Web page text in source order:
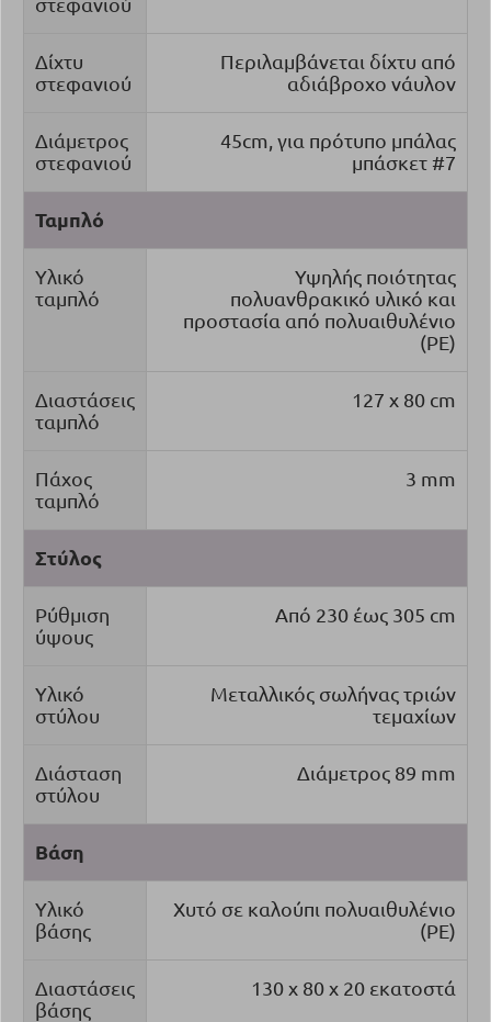
Δίχτυ
στεφανιού
Περιλαμβάνεται δίχτυ από
αδιάβροχο νάυλον
Διάμετρος
στεφανιού
45cm, για πρότυπο μπάλας
μπάσκετ #7
Ταμπλό
Υλικό
ταμπλό
Υψηλής ποιότητας
πολυανθρακικό υλικό και
προστασία από πολυαιθυλένιο
(PE)
Διαστάσεις
ταμπλό
127 x 80 cm
Πάχος
ταμπλό
3 mm
Στύλος
Ρύθμιση
ύψους
Από 230 έως 305 cm
Υλικό
στύλου
Μεταλλικός σωλήνας τριών
τεμαχίων
Διάσταση
στύλου
Διάμετρος 89 mm
Βάση
Υλικό
βάσης
Χυτό σε καλούπι πολυαιθυλένιο
(PE)
Διαστάσεις
βάσης
130 x 80 x 20 εκατοστά